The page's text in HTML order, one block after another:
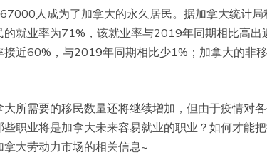
人成为了加拿大的永久居民。据加拿大统计
就业率为71%，该就业率与2019年同期相比高出
近60%，与2019年同期相比少1%；加拿大的非
所需要的移民数量还将继续增加，但由于疫情对
职业将是加拿大未来容易就业的职业？如何才能
大劳动力市场的相关信息~